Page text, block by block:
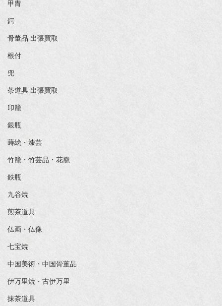
甲冑
鍔
骨董品 出張買取
根付
兜
茶道具 出張買取
印籠
銀瓶
蒔絵・漆芸
竹籠・竹芸品・花籠
鉄瓶
九谷焼
煎茶道具
仏画・仏像
七宝焼
中国美術・中国骨董品
伊万里焼・古伊万里
抹茶道具